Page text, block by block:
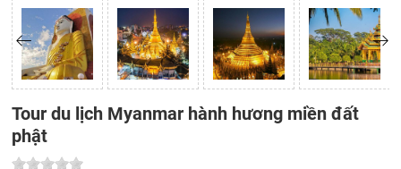
Tour du lịch Myanmar hành hương miền đất
phật